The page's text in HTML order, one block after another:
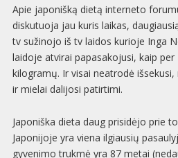
Apie japonišką dietą interneto
diskutuoja jau kuris laikas,
tv sužinojo iš tv laidos kurioje Inga
laidoje atvirai papasakojusi, kaip
kilogramų. Ir visai neatrodė
ir mielai dalijosi patirtimi.
Japoniška dieta daug prisidėjo prie
Japonijoje yra viena ilgiausių
gyvenimo trukmė yra 87 metai